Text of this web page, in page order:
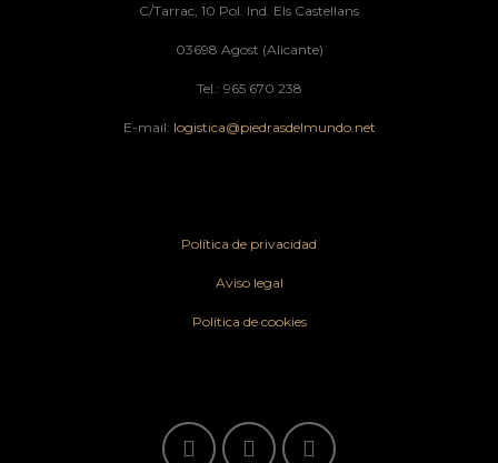
C/Tarrac, 10 Pol. Ind. Els Castellans
03698 Agost (Alicante)
Tel.: 965 670 238
E-mail: logistica@piedrasdelmundo.net
Política de privacidad
Aviso legal
Política de cookies